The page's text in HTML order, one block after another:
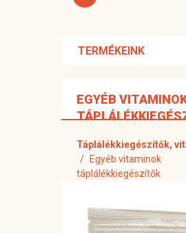
TERMÉKEINK
EGYÉB
Táplálékkiegészítők,
Egyéb vitaminok
táplálékkiegészítők